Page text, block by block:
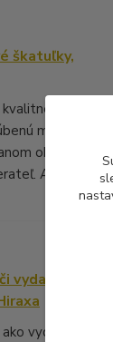
škatuľky,
škatuľky,
muziku v
obale.
A ...
vydať vlastnú
vydať knihu -